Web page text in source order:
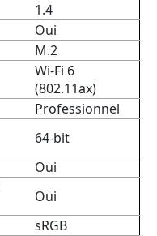
1.4
Oui
M.2
Wi-Fi 6
(802.11ax)
Professionnel
64-bit
Oui
Oui
sRGB